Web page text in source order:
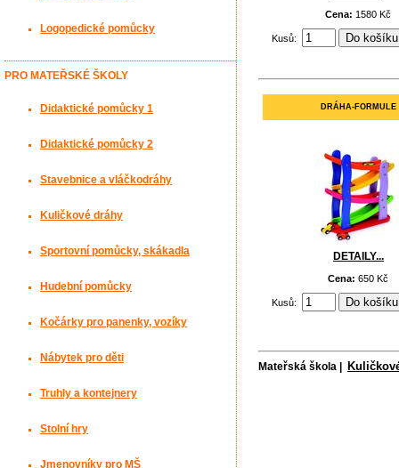
Cena: 1580 Kč
Kusů:
DRÁHA-FORMULE
DETAILY...
Cena:650 Kč
Kusů:
Mateřská škola |
Logopedické pomůcky
PRO MATEŘSKÉ ŠKOLY
Didaktické pomůcky 1
Didaktické pomůcky 2
Stavebnice a vláčkodráhy
Kuličkové dráhy
Sportovní pomůcky, skákadla
Hudební pomůcky
Kočárky pro panenky, vozíky
Nábytek pro děti
Truhly a kontejnery
Stolní hry
Jmenovníky pro MŠ